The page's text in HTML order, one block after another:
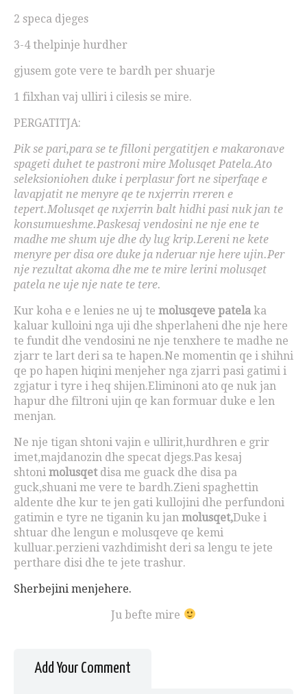
2 speca djeges
3-4 thelpinje hurdher
gjusem gote vere te bardh per shuarje
1 filxhan vaj ulliri i cilesis se mire.
PERGATITJA:
Pik se pari,para se te filloni pergatitjen e makaronave
spageti duhet te pastroni mire Molusqet Patela.Ato
seleksioniohen duke i perplasur fort ne siperfaqe e
lavapjatit ne menyre qe te nxjerrin rreren e
tepert.Molusqet qe nxjerrin balt hidhi pasi nuk jan te
konsumueshme.Paskesaj vendosini ne nje ene te
madhe me shum uje dhe dy lug krip.Lereni ne kete
menyre per disa ore duke ja nderuar nje here ujin.Per
nje rezultat akoma dhe me te mire lerini molusqet
patela ne uje nje nate te tere.
Kur koha e e lenies ne uj te molusqeve patela ka
kaluar kulloini nga uji dhe shperlaheni dhe nje here
te fundit dhe vendosini ne nje tenxhere te madhe ne
zjarr te lart deri sa te hapen.Ne momentin qe i shihni
qe po hapen hiqini menjeher nga zjarri pasi gatimi i
zgjatur i tyre i heq shijen.Eliminoni ato qe nuk jan
hapur dhe filtroni ujin qe kan formuar duke e len
menjan.
Ne nje tigan shtoni vajin e ullirit,hurdhren e grir
imet,majdanozin dhe specat djegs.Pas kesaj
shtoni molusqetdisa me guack dhe disa pa
guck,shuani me vere te bardh.Zieni spaghettin
aldente dhe kur te jen gati kullojini dhe perfundoni
gatimin e tyre ne tiganin ku jan molusqet,Duke i
shtuar dhe lengun e molusqeve qe kemi
kulluar.perzieni vazhdimisht deri sa lengu te jete
perthare disi dhe te jete trashur.
Sherbejini menjehere.
Ju befte mire
Add Your Comment